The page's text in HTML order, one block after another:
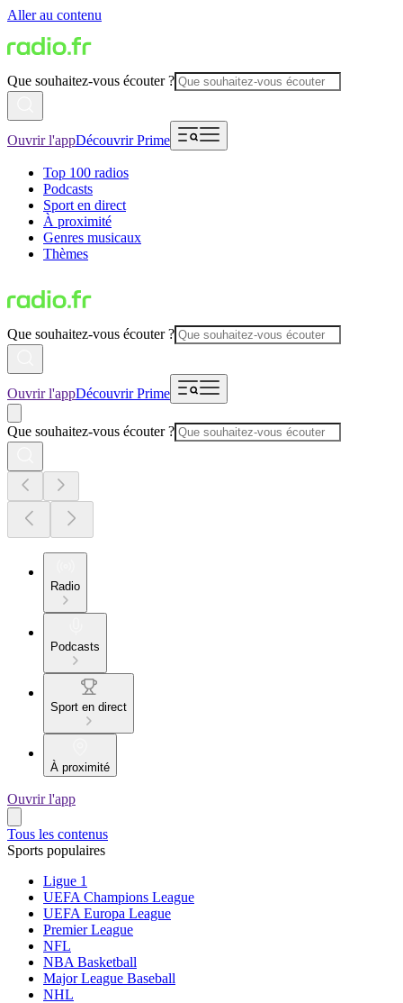
Aller au contenu
Que souhaitez-vous écouter ?
Ouvrir l'appDécouvrir Prime
Top 100 radios
Podcasts
Sport en direct
À proximité
Genres musicaux
Thèmes
Que souhaitez-vous écouter ?
Ouvrir l'appDécouvrir Prime
Que souhaitez-vous écouter ?
Radio
Podcasts
Sport en direct
À proximité
Ouvrir l'app
Tous les contenus
Sports populaires
Ligue 1
UEFA Champions League
UEFA Europa League
Premier League
NFL
NBA Basketball
Major League Baseball
NHL